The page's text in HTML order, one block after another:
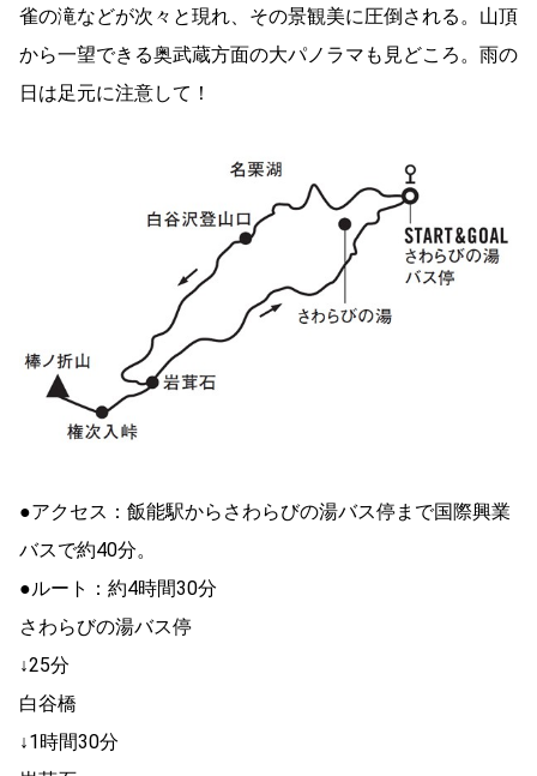
雀の滝などが次々と現れ、その景観美に圧倒される。山頂
から一望できる奥武蔵方面の大パノラマも見どころ。雨の
日は足元に注意して！
●アクセス：飯能駅からさわらびの湯バス停まで国際興業
バスで約40分。
●ルート：約4時間30分
さわらびの湯バス停
↓25分
白谷橋
↓1時間30分